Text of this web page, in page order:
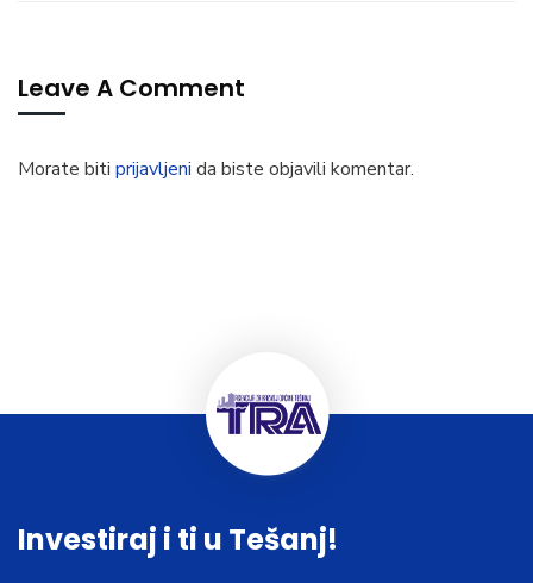
Leave A Comment
Morate biti prijavljeni da biste objavili komentar.
Investiraj i ti u Tešanj!